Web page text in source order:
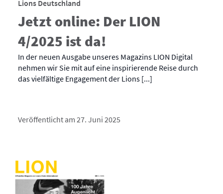
Lions Deutschland
Jetzt online: Der LION
4/2025 ist da!
In der neuen Ausgabe unseres Magazins LION Digital
nehmen wir Sie mit auf eine inspirierende Reise durch
das vielfältige Engagement der Lions [...]
Veröffentlicht am 27. Juni 2025